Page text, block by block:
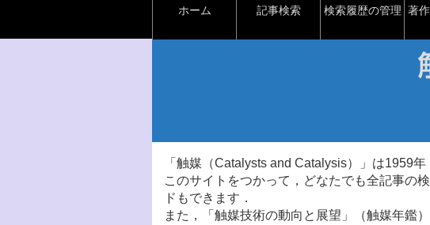
ホーム 記事検索 検索履歴の管理 著
「触媒（Catalysts and Catalysis）」は1959
このサイトをつかって，どなたでも全記事の
ドもできます．
また，「触媒技術の動向と展望」（触媒年鑑